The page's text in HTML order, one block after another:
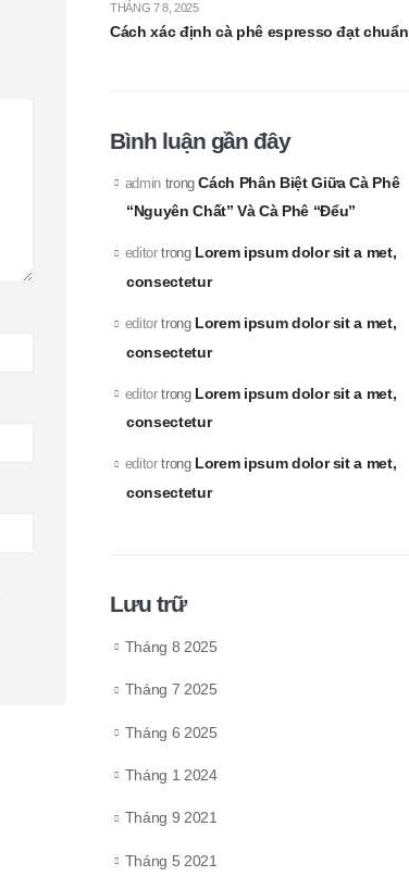
Cách xác định cà phê espresso đạt chuẩn
THÁNG 7 8, 2025
Bình luận gần đây
admintrongCách Phân Biệt Giữa Cà Phê
“Nguyên Chất” Và Cà Phê “Đểu”
editortrong Lorem ipsum dolor sit a met,
consectetur
editortrong Lorem ipsum dolor sit a met,
consectetur
editortrong Lorem ipsum dolor sit a met,
consectetur
editortrong Lorem ipsum dolor sit a met,
consectetur
Lưu trữ
Tháng 8 2025
Tháng 7 2025
Tháng 6 2025
Tháng 1 2024
Tháng 9 2021
Tháng 5 2021